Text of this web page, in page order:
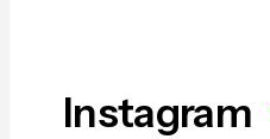
Instagram